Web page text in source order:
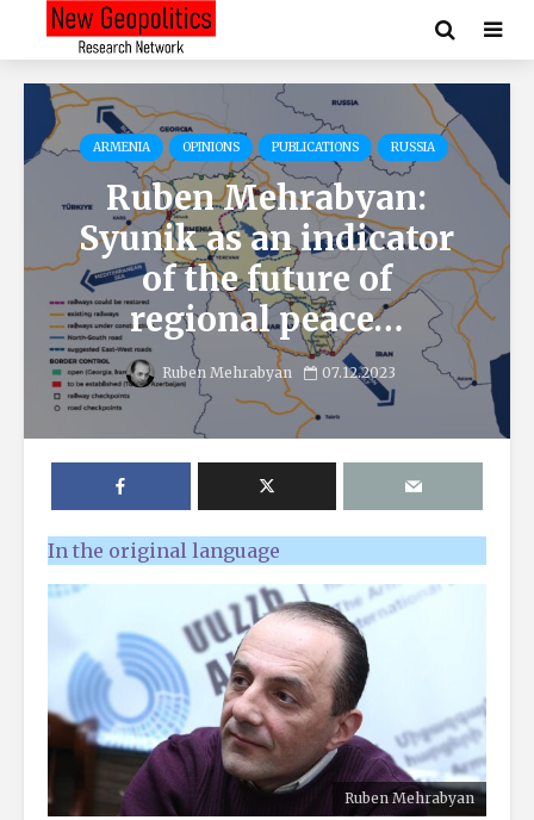
ARMENIA OPINIONS PUBLICATIONS RUSSIA
Ruben Mehrabyan:
Syunik as an indicator
of the future of
regional peace…
Ruben Mehrabyan 07.12.2023
In the original language
Ruben Mehrabyan